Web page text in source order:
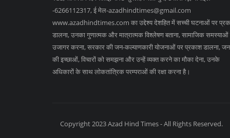
-6266112317, ई मेल-azadhindtimes@gmail.com
www.azadhindtimes.com का उद्देश्य देशहित में सच्ची घटनाओं पर
डालना, उनका गुणात्मक और मात्रात्मक विश्लेषण बताना, सामाजिक
उजागर करना, सरकार की जन-कल्याणकारी योजनाओं पर प्रकाश डालना,
की इच्छाओं, विचारों को समझना और उन्हें व्यक्त करने का मौका देना, उनके
अधिकारों के साथ लोकतांत्रिक परम्पराओं की रक्षा करना है।
Copyright 2023 Azad Hind Times - All Rights Reserved.